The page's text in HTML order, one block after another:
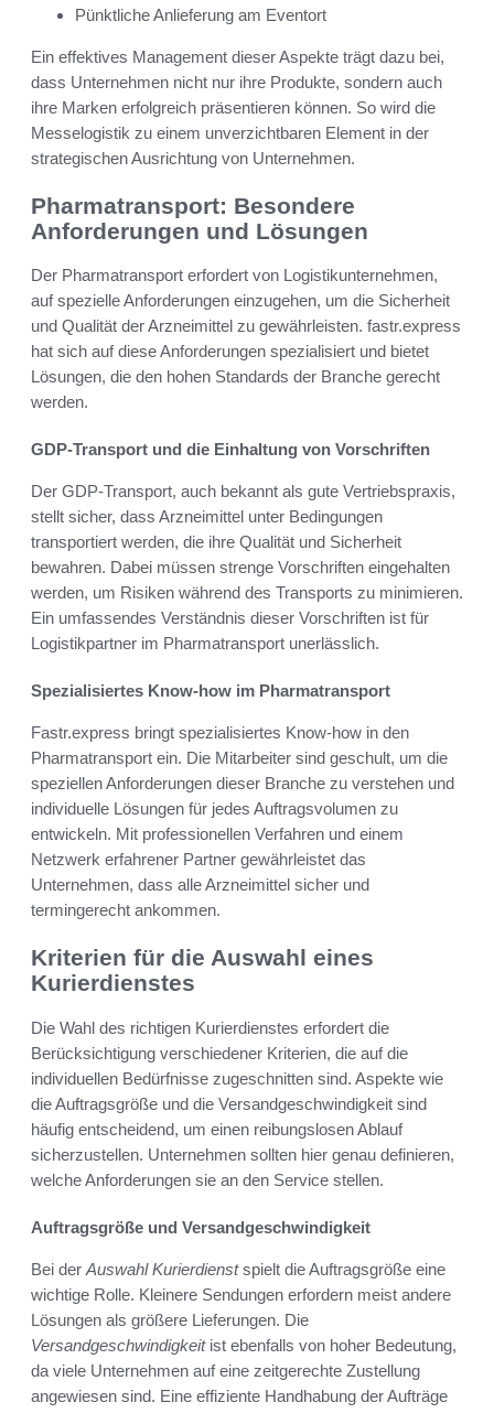
Pünktliche Anlieferung am Eventort
Ein effektives Management dieser Aspekte trägt dazu bei,
dass Unternehmen nicht nur ihre Produkte, sondern auch
ihre Marken erfolgreich präsentieren können. So wird die
Messelogistik zu einem unverzichtbaren Element in der
strategischen Ausrichtung von Unternehmen.
Pharmatransport: Besondere
Anforderungen und Lösungen
Der Pharmatransport erfordert von Logistikunternehmen,
auf spezielle Anforderungen einzugehen, um die Sicherheit
und Qualität der Arzneimittel zu gewährleisten. fastr.express
hat sich auf diese Anforderungen spezialisiert und bietet
Lösungen, die den hohen Standards der Branche gerecht
werden.
GDP-Transport und die Einhaltung von Vorschriften
Der GDP-Transport, auch bekannt als gute Vertriebspraxis,
stellt sicher, dass Arzneimittel unter Bedingungen
transportiert werden, die ihre Qualität und Sicherheit
bewahren. Dabei müssen strenge Vorschriften eingehalten
werden, um Risiken während des Transports zu minimieren.
Ein umfassendes Verständnis dieser Vorschriften ist für
Logistikpartner im Pharmatransport unerlässlich.
Spezialisiertes Know-how im Pharmatransport
Fastr.express bringt spezialisiertes Know-how in den
Pharmatransport ein. Die Mitarbeiter sind geschult, um die
speziellen Anforderungen dieser Branche zu verstehen und
individuelle Lösungen für jedes Auftragsvolumen zu
entwickeln. Mit professionellen Verfahren und einem
Netzwerk erfahrener Partner gewährleistet das
Unternehmen, dass alle Arzneimittel sicher und
termingerecht ankommen.
Kriterien für die Auswahl eines
Kurierdienstes
Die Wahl des richtigen Kurierdienstes erfordert die
Berücksichtigung verschiedener Kriterien, die auf die
individuellen Bedürfnisse zugeschnitten sind. Aspekte wie
die Auftragsgröße und die Versandgeschwindigkeit sind
häufig entscheidend, um einen reibungslosen Ablauf
sicherzustellen. Unternehmen sollten hier genau definieren,
welche Anforderungen sie an den Service stellen.
Auftragsgröße und Versandgeschwindigkeit
Bei der Auswahl Kurierdienstspielt die Auftragsgröße eine
wichtige Rolle. Kleinere Sendungen erfordern meist andere
Lösungen als größere Lieferungen. Die
Versandgeschwindigkeitist ebenfalls von hoher Bedeutung,
da viele Unternehmen auf eine zeitgerechte Zustellung
angewiesen sind. Eine effiziente Handhabung der Aufträge